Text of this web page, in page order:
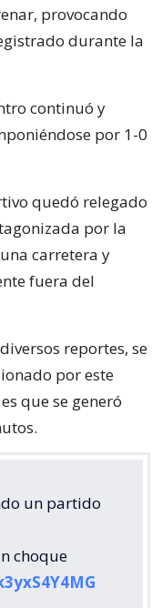
provocando
durante la
continuó y
por 1-0
quedó relegado
por la
carretera y
fuera del
reportes, se
por este
que se generó
un partido
choque